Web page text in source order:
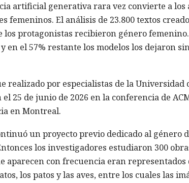
artificial generativa rara vez convierte a
femeninos. El análisis de 23.800 textos
los protagonistas recibieron género
en el 57% restante los modelos los dejaron
realizado por especialistas de la Universidad
25 de junio de 2026 en la conferencia de
en Montreal.
un proyecto previo dedicado al género
los investigadores estudiaron 300
aparecen con frecuencia eran
los patos y las aves, entre los cuales las